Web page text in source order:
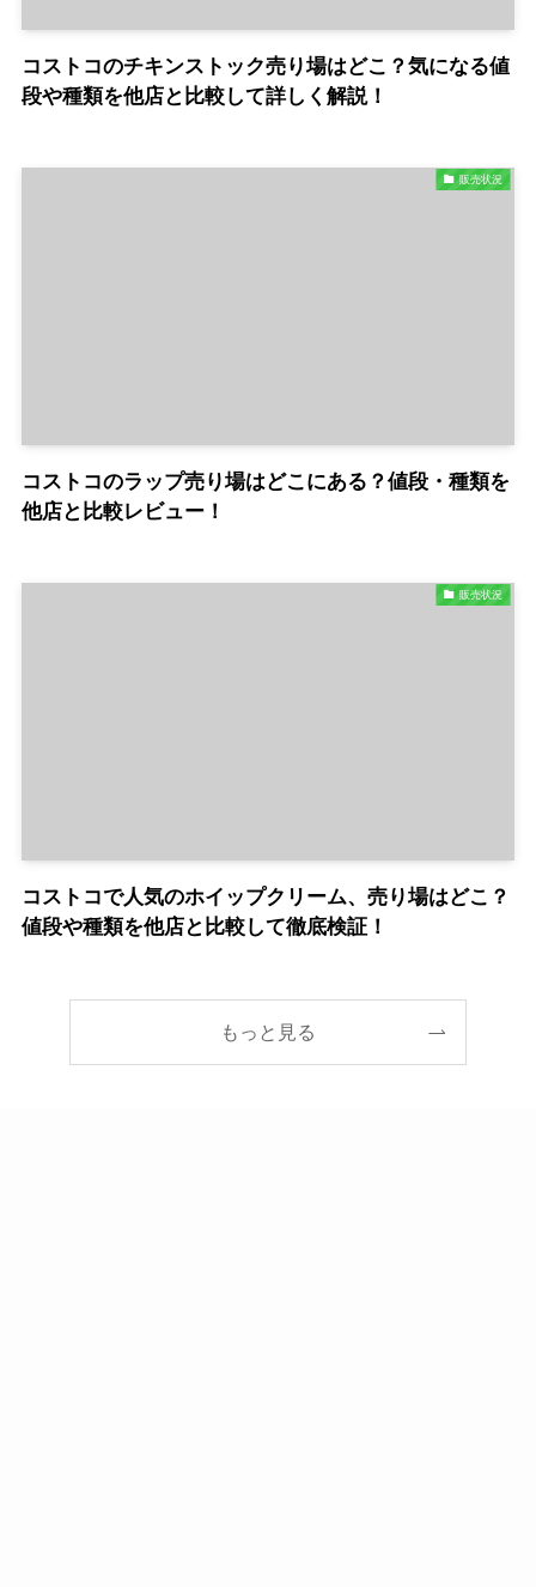
コストコのチキンストック売り場はどこ？気になる値
段や種類を他店と比較して詳しく解説！
販売状況
コストコのラップ売り場はどこにある？値段・種類を
他店と比較レビュー！
販売状況
コストコで人気のホイップクリーム、売り場はどこ？
値段や種類を他店と比較して徹底検証！
もっと見る